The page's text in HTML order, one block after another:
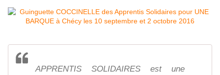
APPRENTIS SOLIDAIRES est une